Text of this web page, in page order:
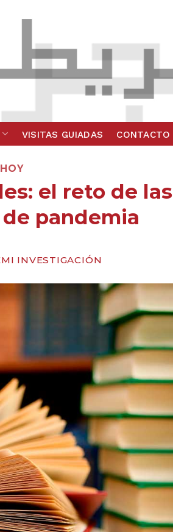
VISITAS GUIADAS CONTACTO
el reto de las
pandemia
INVESTIGACIÓN